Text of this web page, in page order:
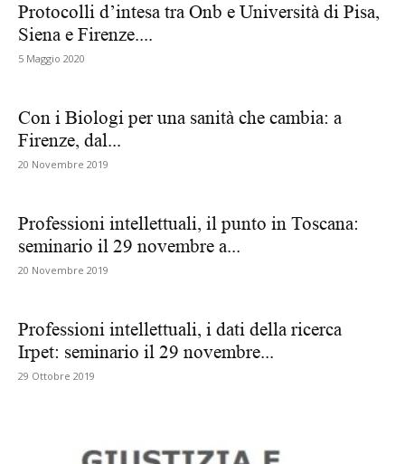
Protocolli d’intesa tra Onb e Università di Pisa,
Siena e Firenze....
5 Maggio 2020
Con i Biologi per una sanità che cambia: a
Firenze, dal...
20 Novembre 2019
Professioni intellettuali, il punto in Toscana:
seminario il 29 novembre a...
20 Novembre 2019
Professioni intellettuali, i dati della ricerca
Irpet: seminario il 29 novembre...
29 Ottobre 2019